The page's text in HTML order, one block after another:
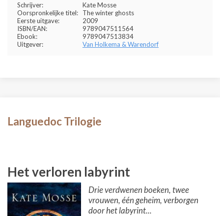
Schrijver:
Kate Mosse
Oorspronkelijke titel:
The winter ghosts
Eerste uitgave:
2009
ISBN/EAN:
9789047511564
Ebook:
9789047513834
Uitgever:
Van Holkema & Warendorf
Languedoc Trilogie
Het verloren labyrint
Drie verdwenen boeken, twee
vrouwen, één geheim, verborgen
door het labyrint...